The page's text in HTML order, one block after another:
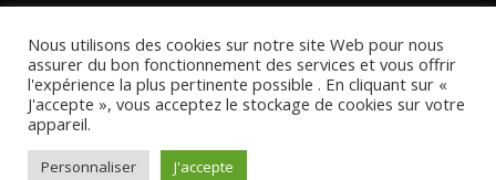
expertise.com
Conditions générales d'utilisation de la plateforme E-KAIDI
Nous utilisons des cookies sur notre site Web pour nous
assurer du bon fonctionnement des services et vous offrir
l'expérience la plus pertinente possible . En cliquant sur «
J'accepte », vous acceptez le stockage de cookies sur votre
appareil.
Personnaliser J'accepte